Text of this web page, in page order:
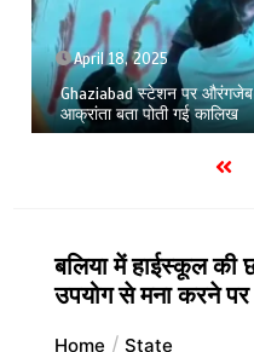
April 18, 2025
Ghaziabad स्टेशन पर औरंगजेब
आक्रांता बता पोती गई कालिख
बलिया में हाईस्कूल की
उपयोग से मना करने
Home State